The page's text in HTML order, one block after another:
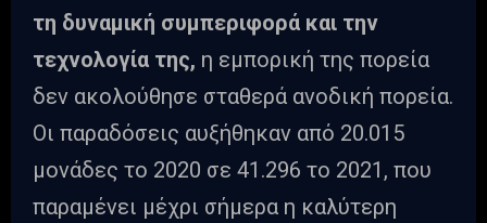
τη δυναμική συμπεριφορά και την
τεχνολογία της, η εμπορική της πορεία
δεν ακολούθησε σταθερά ανοδική πορεία.
Οι παραδόσεις αυξήθηκαν από 20.015
μονάδες το 2020 σε 41.296 το 2021, που
παραμένει μέχρι σήμερα η καλύτερη